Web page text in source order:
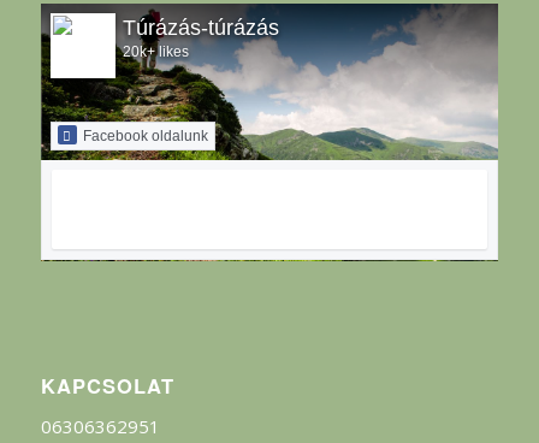
Túrázás-túrázás
20k+ likes
Facebook oldalunk
KAPCSOLAT
06306362951